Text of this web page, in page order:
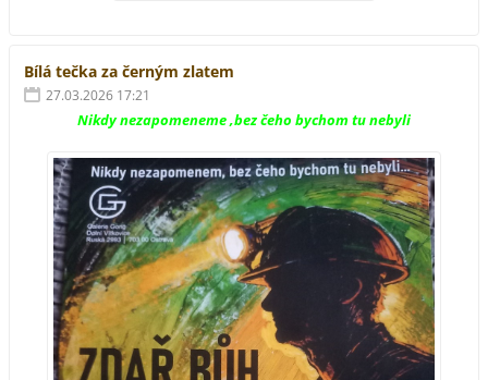
Bílá tečka za černým zlatem
27.03.2026 17:21
Nikdy nezapomeneme ,bez čeho bychom tu nebyli